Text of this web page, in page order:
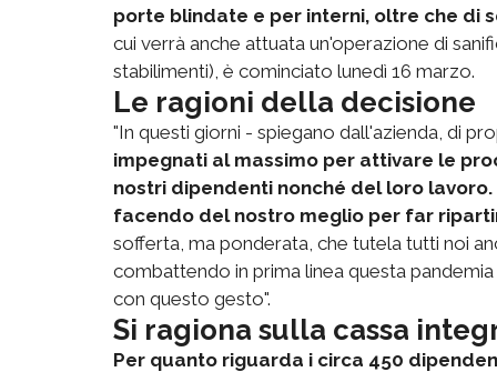
porte blindate e per interni, oltre che di
cui verrà anche attuata un'operazione di
stabilimenti), è cominciato lunedì 16 marzo.
Le ragioni della decisione
"In questi giorni - spiegano dall'azienda, di
impegnati al massimo per attivare le
nostri dipendenti nonché del loro lavoro.
facendo del nostro meglio per far
sofferta, ma ponderata, che tutela tutti noi
combattendo in prima linea questa
con questo gesto".
Si ragiona sulla cassa
Per quanto riguarda i circa 450